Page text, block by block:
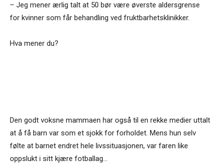
– Jeg mener ærlig talt at 50 bør være øverste aldersgrense
for kvinner som får behandling ved fruktbarhetsklinikker.
Hva mener du?
Den godt voksne mammaen har også til en rekke medier uttalt
at å få barn var som et sjokk for forholdet. Mens hun selv
følte at barnet endret hele livssituasjonen, var faren like
oppslukt i sitt kjære fotballag…